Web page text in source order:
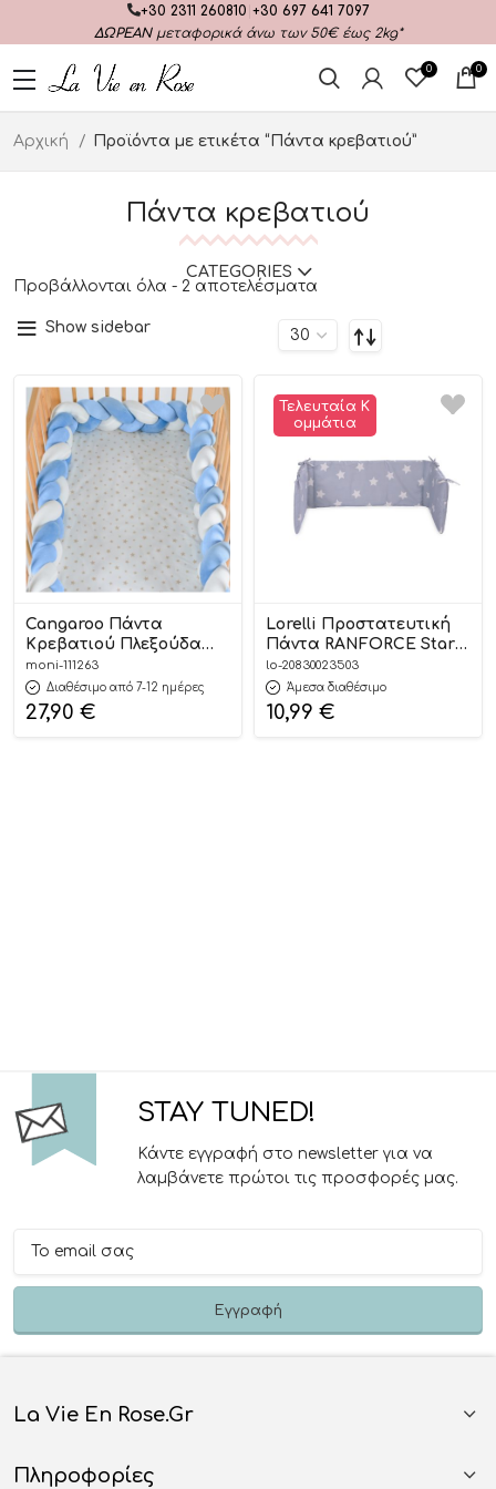
+30 2311 260810 +30 697 641 7097
ΔΩΡΕΑΝμεταφορικά άνω των 50€ έως 2kg*
0 0
Αρχική Προϊόντα με ετικέτα “Πάντα κρεβατιού”
Πάντα κρεβατιού
CATEGORIES
Προβάλλονται όλα - 2 αποτελέσματα
Show sidebar
Cangaroo Πάντα
Κρεβατιού Πλεξούδα
Bumper Light Pink
(220×13εκ) 3800146270445
moni-111263
Διαθέσιμο από 7-12 ημέρες
27,90 €
Τελευταία Κ
Ομμάτια
Lorelli Προστατευτική
Πάντα RANFORCE Stars
Grey Mist 20830023503
lo-20830023503
Άμεσα διαθέσιμο
10,99 €
STAY TUNED!
Κάντε εγγραφή στο newsletter για να
λαμβάνετε πρώτοι τις προσφορές μας.
La Vie En Rose.gr
Πληροφορίες